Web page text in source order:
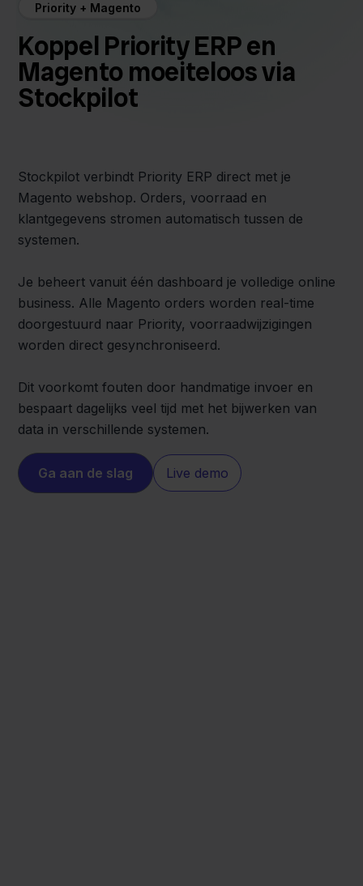
Priority + Magento
Koppel Priority ERP en
Magento moeiteloos via
Stockpilot
Stockpilot verbindt Priority ERP direct met je
Magento webshop. Orders, voorraad en
klantgegevens stromen automatisch tussen de
systemen.
Je beheert vanuit één dashboard je volledige online
business. Alle Magento orders worden real-time
doorgestuurd naar Priority, voorraadwijzigingen
worden direct gesynchroniseerd.
Dit voorkomt fouten door handmatige invoer en
bespaart dagelijks veel tijd met het bijwerken van
data in verschillende systemen.
Ga aan de slag Live demo